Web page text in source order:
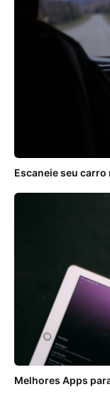
Escaneie seu
Melhores Apps